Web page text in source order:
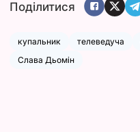
Поділитися
купальник телеведуча
Слава Дьомін